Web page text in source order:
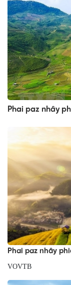
Phai paz nhây
Phai paz nhây
VOVTB